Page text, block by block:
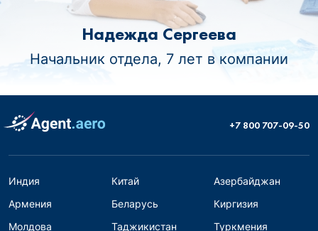
Надежда Сергеева
Начальник отдела, 7 лет в компании
+7 800 707-09-50
Индия Китай
Азербайджан
Армения
Беларусь
Киргизия
Молдова
Таджикистан
Туркмения